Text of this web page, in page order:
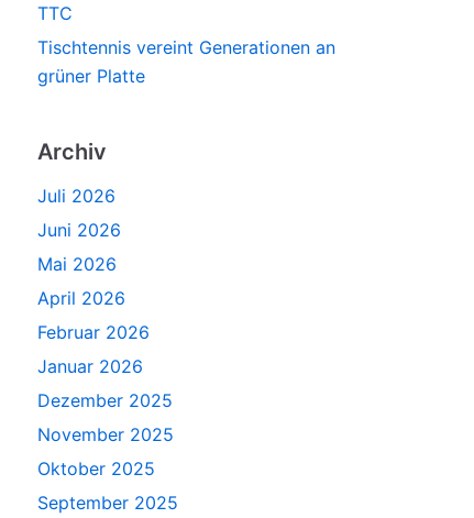
TTC
Tischtennis vereint Generationen an
grüner Platte
Archiv
Juli 2026
Juni 2026
Mai 2026
April 2026
Februar 2026
Januar 2026
Dezember 2025
November 2025
Oktober 2025
September 2025